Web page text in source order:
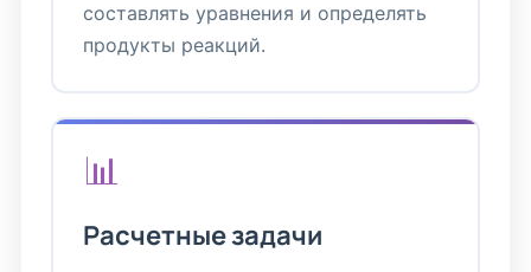
составлять уравнения и определять
продукты реакций.
📊
Расчетные задачи